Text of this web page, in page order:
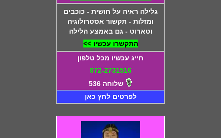
גלילה ראיה על חושית - כוכבים
ומזלות - תקשור אסטרולוגיה
וטארוט - גם באמצע הלילה
התקשרו עכשיו >>
חייג עכשיו מכל טלפון
072-2731516
שלוחה 536
לפרטים לחץ כאן